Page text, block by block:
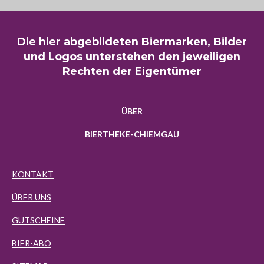
Die hier abgebildeten Biermarken, Bilder
und Logos unterstehen den jeweiligen
Rechten der Eigentümer
ÜBER
BIERTHEKE-CHIEMGAU
KONTAKT
ÜBER UNS
GUTSCHEINE
BIER-ABO